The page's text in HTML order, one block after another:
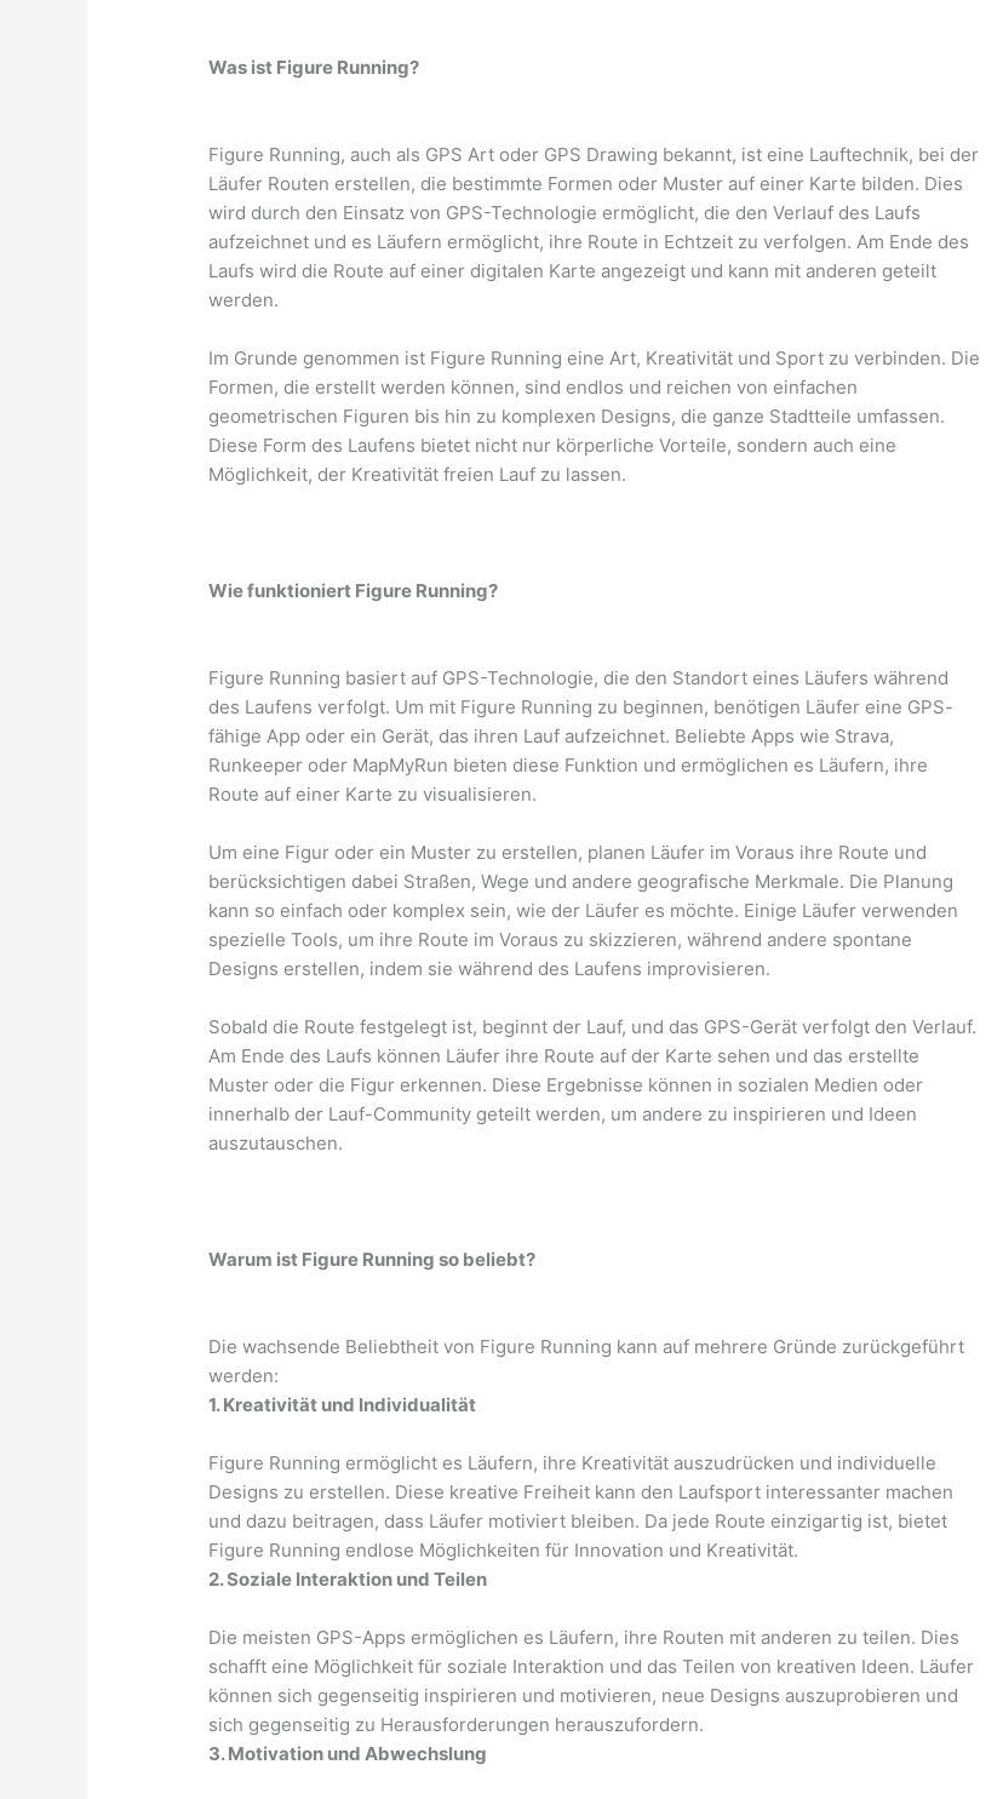
Was ist Figure Running?
Figure Running, auch als GPS Art oder GPS Drawing bekannt, ist eine Lauftechnik, bei der
Läufer Routen erstellen, die bestimmte Formen oder Muster auf einer Karte bilden. Dies
wird durch den Einsatz von GPS-Technologie ermöglicht, die den Verlauf des Laufs
aufzeichnet und es Läufern ermöglicht, ihre Route in Echtzeit zu verfolgen. Am Ende des
Laufs wird die Route auf einer digitalen Karte angezeigt und kann mit anderen geteilt
werden.
Im Grunde genommen ist Figure Running eine Art, Kreativität und Sport zu verbinden. Die
Formen, die erstellt werden können, sind endlos und reichen von einfachen
geometrischen Figuren bis hin zu komplexen Designs, die ganze Stadtteile umfassen.
Diese Form des Laufens bietet nicht nur körperliche Vorteile, sondern auch eine
Möglichkeit, der Kreativität freien Lauf zu lassen.
Wie funktioniert Figure Running?
Figure Running basiert auf GPS-Technologie, die den Standort eines Läufers während
des Laufens verfolgt. Um mit Figure Running zu beginnen, benötigen Läufer eine GPS-
fähige App oder ein Gerät, das ihren Lauf aufzeichnet. Beliebte Apps wie Strava,
Runkeeper oder MapMyRun bieten diese Funktion und ermöglichen es Läufern, ihre
Route auf einer Karte zu visualisieren.
Um eine Figur oder ein Muster zu erstellen, planen Läufer im Voraus ihre Route und
berücksichtigen dabei Straßen, Wege und andere geografische Merkmale. Die Planung
kann so einfach oder komplex sein, wie der Läufer es möchte. Einige Läufer verwenden
spezielle Tools, um ihre Route im Voraus zu skizzieren, während andere spontane
Designs erstellen, indem sie während des Laufens improvisieren.
Sobald die Route festgelegt ist, beginnt der Lauf, und das GPS-Gerät verfolgt den Verlauf.
Am Ende des Laufs können Läufer ihre Route auf der Karte sehen und das erstellte
Muster oder die Figur erkennen. Diese Ergebnisse können in sozialen Medien oder
innerhalb der Lauf-Community geteilt werden, um andere zu inspirieren und Ideen
auszutauschen.
Warum ist Figure Running so beliebt?
Die wachsende Beliebtheit von Figure Running kann auf mehrere Gründe zurückgeführt
werden:
1. Kreativität und Individualität
Figure Running ermöglicht es Läufern, ihre Kreativität auszudrücken und individuelle
Designs zu erstellen. Diese kreative Freiheit kann den Laufsport interessanter machen
und dazu beitragen, dass Läufer motiviert bleiben. Da jede Route einzigartig ist, bietet
Figure Running endlose Möglichkeiten für Innovation und Kreativität.
2. Soziale Interaktion und Teilen
Die meisten GPS-Apps ermöglichen es Läufern, ihre Routen mit anderen zu teilen. Dies
schafft eine Möglichkeit für soziale Interaktion und das Teilen von kreativen Ideen. Läufer
können sich gegenseitig inspirieren und motivieren, neue Designs auszuprobieren und
sich gegenseitig zu Herausforderungen herauszufordern.
3. Motivation und Abwechslung